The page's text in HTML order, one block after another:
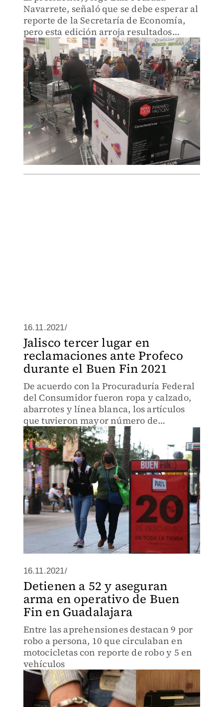
Navarrete, señaló que se debe esperar al
reporte de la Secretaría de Economía,
pero esta edición arroja resultados
positivos.
16.11.2021/
Jalisco tercer lugar en
reclamaciones ante Profeco
durante el Buen Fin 2021
De acuerdo con la Procuraduría Federal
del Consumidor fueron ropa y calzado,
abarrotes y línea blanca, los artículos
que tuvieron mayor número de
reclamaciones
16.11.2021/
Detienen a 52 y aseguran
arma en operativo de Buen
Fin en Guadalajara
Entre las aprehensiones destacan 9 por
robo a persona, 10 que circulaban en
motocicletas con reporte de robo y 5 en
vehículos